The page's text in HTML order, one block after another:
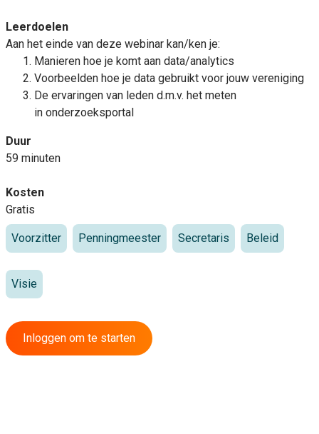
Leerdoelen
Aan het einde van deze webinar kan/ken je:
Manieren hoe je komt aan data/analytics
Voorbeelden hoe je data gebruikt voor jouw vereniging
De ervaringen van leden d.m.v. het meten
in onderzoeksportal
Duur
59 minuten
Kosten
Gratis
Voorzitter Penningmeester Secretaris Beleid
Visie
Inloggen om te starten